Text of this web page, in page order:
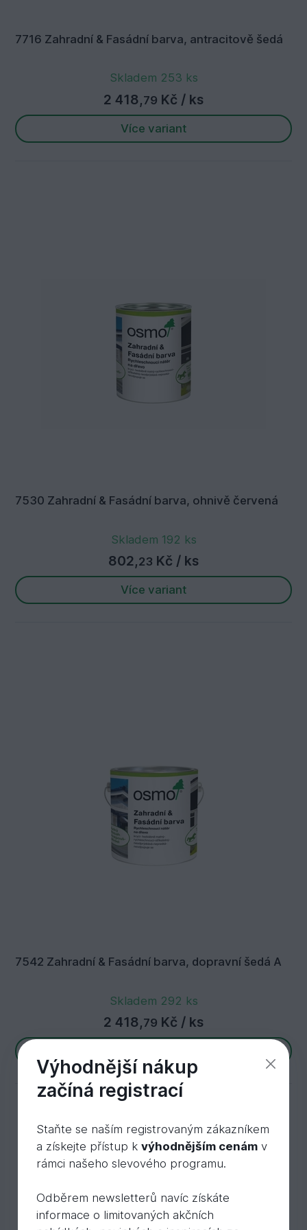
7716 Zahradní & Fasádní barva, antracitově šedá
Skladem 253 ks
2 418,79 Kč / ks
Více variant
7530 Zahradní & Fasádní barva, ohnivě červená
Skladem 192 ks
802,23 Kč / ks
Více variant
7542 Zahradní & Fasádní barva, dopravní šedá A
Skladem 292 ks
2 418,79 Kč / ks
Výhodnější nákup
začíná registrací
Staňte se naším registrovaným zákazníkem
a získejte přístup k výhodnějším cenámv
rámci našeho slevového programu.
Odběrem newsletterů navíc získáte
informace o limitovaných akčních